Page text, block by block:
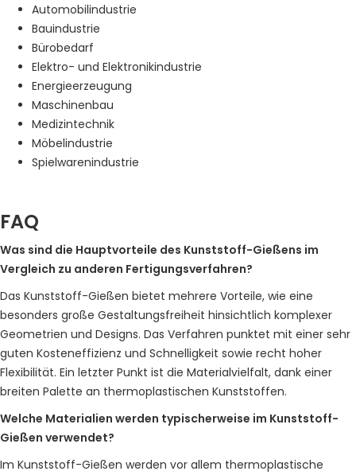
Automobilindustrie
Bauindustrie
Bürobedarf
Elektro- und Elektronikindustrie
Energieerzeugung
Maschinenbau
Medizintechnik
Möbelindustrie
Spielwarenindustrie
FAQ
Was sind die Hauptvorteile des Kunststoff-Gießens im
Vergleich zu anderen Fertigungsverfahren?
Das Kunststoff-Gießen bietet mehrere Vorteile, wie eine
besonders große Gestaltungsfreiheit hinsichtlich komplexer
Geometrien und Designs. Das Verfahren punktet mit einer sehr
guten Kosteneffizienz und Schnelligkeit sowie recht hoher
Flexibilität. Ein letzter Punkt ist die Materialvielfalt, dank einer
breiten Palette an thermoplastischen Kunststoffen.
Welche Materialien werden typischerweise im Kunststoff-
Gießen verwendet?
Im Kunststoff-Gießen werden vor allem thermoplastische